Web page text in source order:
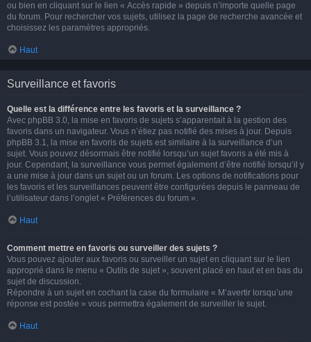
ou bien en cliquant sur le lien « Accès rapide » depuis n’importe quelle page
du forum. Pour rechercher vos sujets, utilisez la page de recherche avancée et
choisissez les paramètres appropriés.
Haut
Surveillance et favoris
Quelle est la différence entre les favoris et la surveillance ?
Avec phpBB 3.0, la mise en favoris de sujets s’apparentait à la gestion des
favoris dans un navigateur. Vous n’étiez pas notifié des mises à jour. Depuis
phpBB 3.1, la mise en favoris de sujets est similaire à la surveillance d’un
sujet. Vous pouvez désormais être notifié lorsqu’un sujet favoris a été mis à
jour. Cependant, la surveillance vous permet également d’être notifié lorsqu’il y
a une mise à jour dans un sujet ou un forum. Les options de notifications pour
les favoris et les surveillances peuvent être configurées depuis le panneau de
l’utilisateur dans l’onglet « Préférences du forum ».
Haut
Comment mettre en favoris ou surveiller des sujets ?
Vous pouvez ajouter aux favoris ou surveiller un sujet en cliquant sur le lien
approprié dans le menu « Outils de sujet », souvent placé en haut et en bas du
sujet de discussion.
Répondre à un sujet en cochant la case du formulaire « M’avertir lorsqu’une
réponse est postée » vous permettra également de surveiller le sujet.
Haut